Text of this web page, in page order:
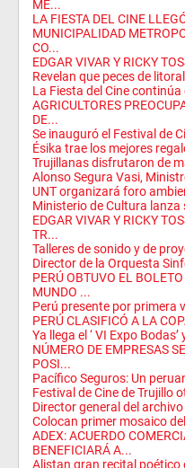
ME...
LA FIESTA DEL CINE
MUNICIPALIDAD
CO...
EDGAR VIVAR Y RICKY
Revelan que peces de
La Fiesta del Cine continúa
AGRICULTORES
DE...
Se inauguró el Festival de
Ésika trae los mejores
Trujillanas disfrutaron de
Alonso Segura Vasi,
UNT organizará foro
Ministerio de Cultura
EDGAR VIVAR Y RICKY
TR...
Talleres de sonido y de
Director de la Orquesta
PERÚ OBTUVO EL
MUNDO ...
Perú presente por primera
PERÚ CLASIFICÓ A LA
Ya llega el ‘ VI Expo
NÚMERO DE EMPRESAS
POSI...
Pacífico Seguros: Un
Festival de Cine de Trujillo
Director general del
Colocan primer mosaico
ADEX: ACUERDO
BENEFICIARÁ A...
Alistan gran recital poético